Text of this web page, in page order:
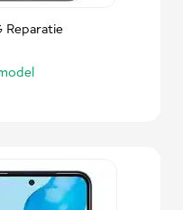
Reparatie